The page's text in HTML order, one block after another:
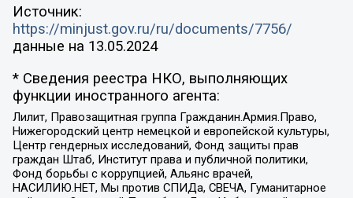
Источник:
https://minjust.gov.ru/ru/documents/7756/
данные на 13.05.2024
* Сведения реестра НКО, выполняющих
функции иностранного агента:
Лилит, Правозащитная группа Гражданин.Армия.Право,
Нижегородский центр немецкой и европейской культуры,
Центр гендерных исследований, Фонд защиты прав
граждан Штаб, Институт права и публичной политики,
Фонд борьбы с коррупцией, Альянс врачей,
НАСИЛИЮ.НЕТ, Мы против СПИДа, СВЕЧА, Гуманитарное